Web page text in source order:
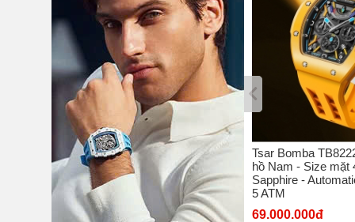
Tsar Bomba TB8204Q-05 - Đồng
hồ nam - Size mặt 42 mm -
Sapphire - Quartz/Pin - Chịu
nước 5 ATM
7.700.000đ
Tsar Bomba
hồ Nam - Size mặt
Sapphire -
5 ATM
69.000.000đ